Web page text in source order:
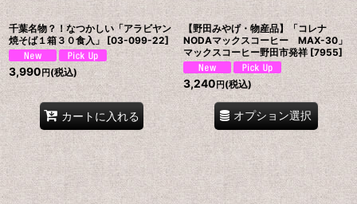
千葉名物？！なつかしい「アラビヤン
焼そば１箱３０食入」
[03-099-22]
3,990 円 (税込)
カートに入れる
【野田みやげ・物産品】「コレナ
NODAマックスコーヒー MAX-30」
マックスコーヒー野田市発祥 [7955]
3,240円 (税込)
オプション選択